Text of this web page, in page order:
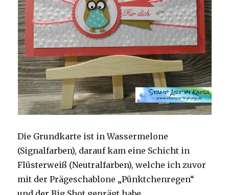
Die Grundkarte ist in Wassermelone
(Signalfarben), darauf kam eine Schicht in
Flüsterweiß (Neutralfarben), welche ich zuvor
mit der Prägeschablone „Pünktchenregen“